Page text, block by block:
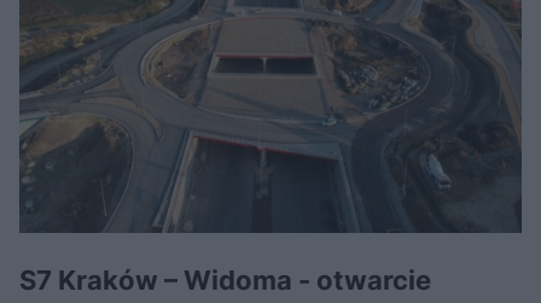
S7 Kraków – Widoma - otwarcie